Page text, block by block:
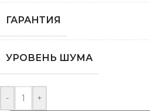
ГАРАНТИЯ
УРОВЕНЬ ШУМА
- +